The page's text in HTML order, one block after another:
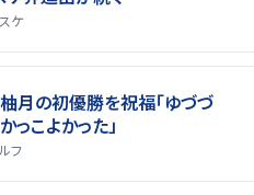
ケ
月の初優勝を祝福「ゆづづ
っこよかった」
フ